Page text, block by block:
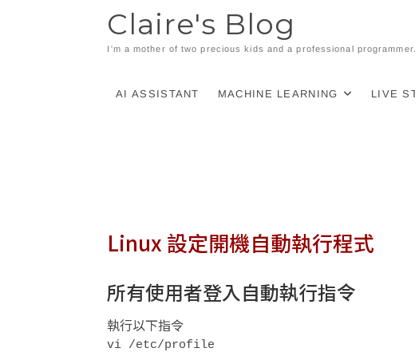
Claire's Blog
I'm a mother of two precious kids and a professional programmer.
AI ASSISTANT MACHINE LEARNING LIVE
Linux 設定開機自動執行程式
所有使用者登入自動執行指令
執行以下指令
vi /etc/profile